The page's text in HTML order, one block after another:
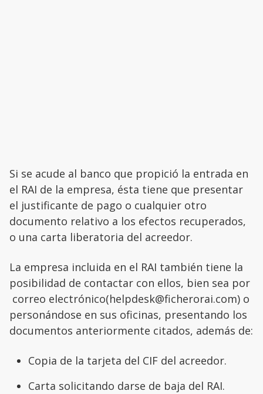
Si se acude al banco que propició la entrada en
el RAI de la empresa, ésta tiene que presentar
el justificante de pago o cualquier otro
documento relativo a los efectos recuperados,
o una carta liberatoria del acreedor.
La empresa incluida en el RAI también tiene la
posibilidad de contactar con ellos, bien sea por
correo electrónico(helpdesk@ficherorai.com) o
personándose en sus oficinas, presentando los
documentos anteriormente citados, además de:
Copia de la tarjeta del CIF del acreedor.
Carta solicitando darse de baja del RAI.